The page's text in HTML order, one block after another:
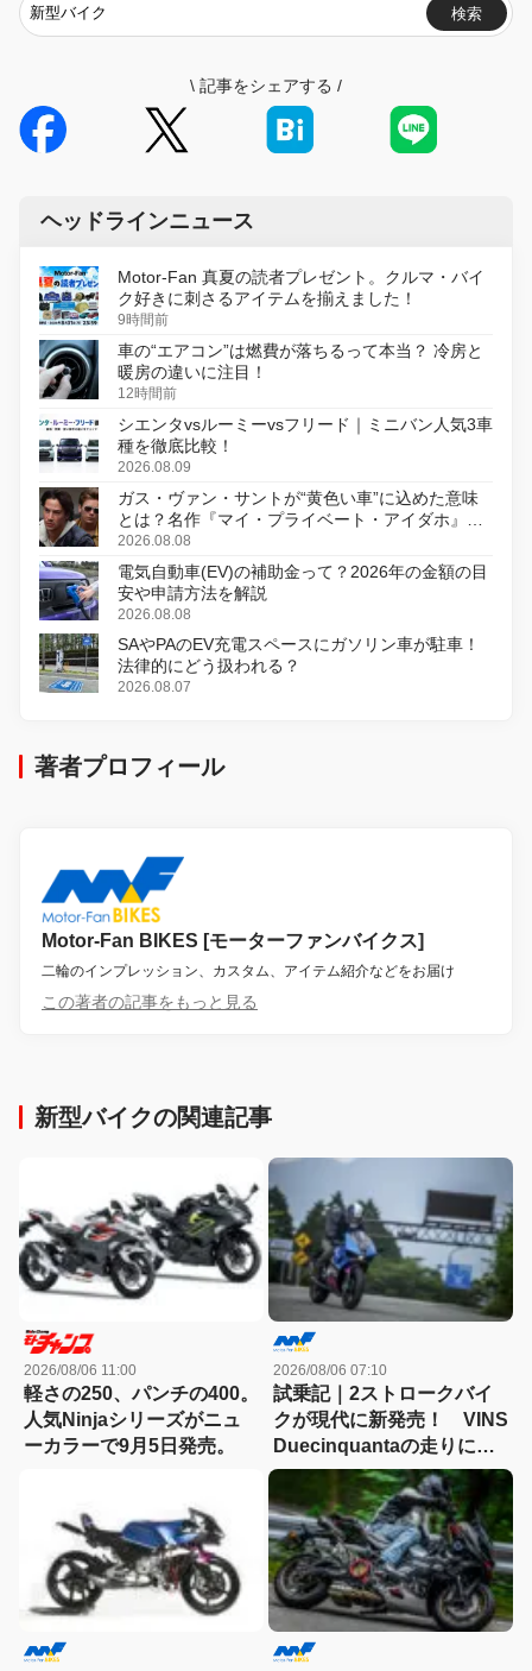
検索
\ 記事をシェアする /
ヘッドラインニュース
Motor-Fan 真夏の読者プレゼント。クルマ・バイ
ク好きに刺さるアイテムを揃えました！
9時間前
車の“エアコン”は燃費が落ちるって本当？ 冷房と
暖房の違いに注目！
12時間前
シエンタvsルーミーvsフリード｜ミニバン人気3車
種を徹底比較！
2026.08.09
ガス・ヴァン・サントが“黄色い車”に込めた意味
とは？名作『マイ・プライベート・アイダホ』が
初のデジタルリマスター版で復活
2026.08.08
電気自動車(EV)の補助金って？2026年の金額の目
安や申請方法を解説
2026.08.08
SAやPAのEV充電スペースにガソリン車が駐車！
法律的にどう扱われる？
2026.08.07
著者プロフィール
Motor-Fan BIKES [モーターファンバイクス]
二輪のインプレッション、カスタム、アイテム紹介などをお届け
この著者の記事をもっと見る
新型バイクの関連記事
2026/08/06 11:00
軽さの250、パンチの400。
人気Ninjaシリーズがニュ
ーカラーで9月5日発売。
2026/08/06 07:10
試乗記｜2ストロークバイ
クが現代に新発売！ VINS
Duecinquantaの走りに大
感動